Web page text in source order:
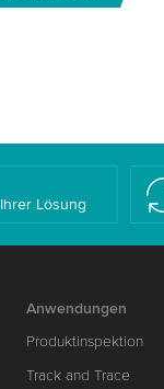
Lösung
Anwendungen
Produktinspektion
Track and Trace